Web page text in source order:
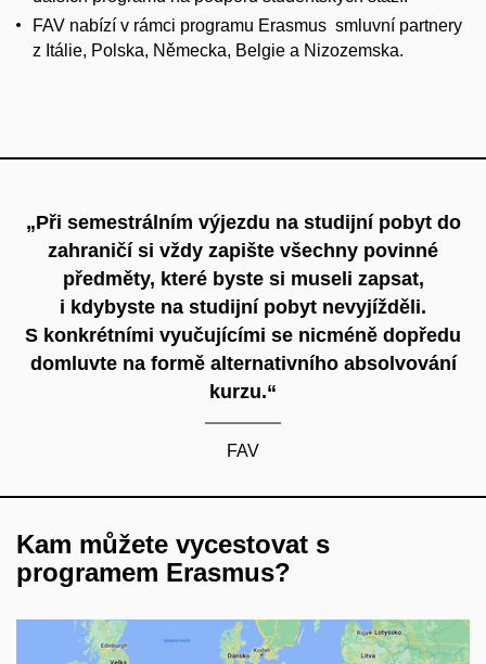
FAV nabízí v rámci programu Erasmus smluvní partnery
z Itálie, Polska, Německa, Belgie a Nizozemska.
„Při semestrálním výjezdu na studijní pobyt do
zahraničí si vždy zapište všechny povinné
předměty, které byste si museli zapsat,
i kdybyste na studijní pobyt nevyjížděli.
S konkrétními vyučujícími se nicméně dopředu
domluvte na formě alternativního absolvování
kurzu.“
FAV
Kam můžete vycestovat s
programem Erasmus?